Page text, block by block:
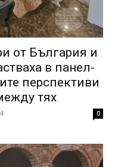
от България и
в панел-
перспективи
тях
0